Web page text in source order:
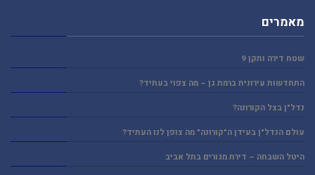
מאמרים
שטח דירה ותקן 9
התחדשות עירונית ברמת גן – מה צפוי בעתיד?
נדל"ן בצל הקורונה?
עולם הנדל"ן בעידן ה"קורונה" מה צופן לנו העתיד?
היטל השבחה – דירת מגורים בתל אביב